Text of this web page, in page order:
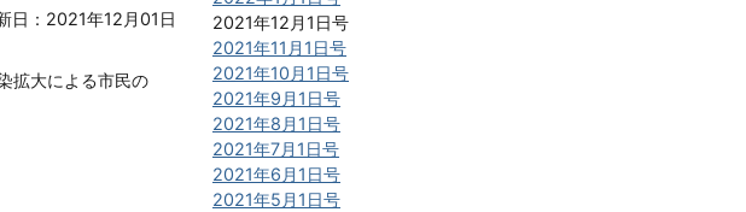
日：2021年12月01日
拡大による市民の
2021年12月1日号
2021年11月1日号
2021年10月1日号
2021年9月1日号
2021年8月1日号
2021年7月1日号
2021年6月1日号
2021年5月1日号